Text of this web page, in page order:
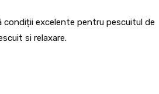
excelente pentru pescuitul de
si relaxare.